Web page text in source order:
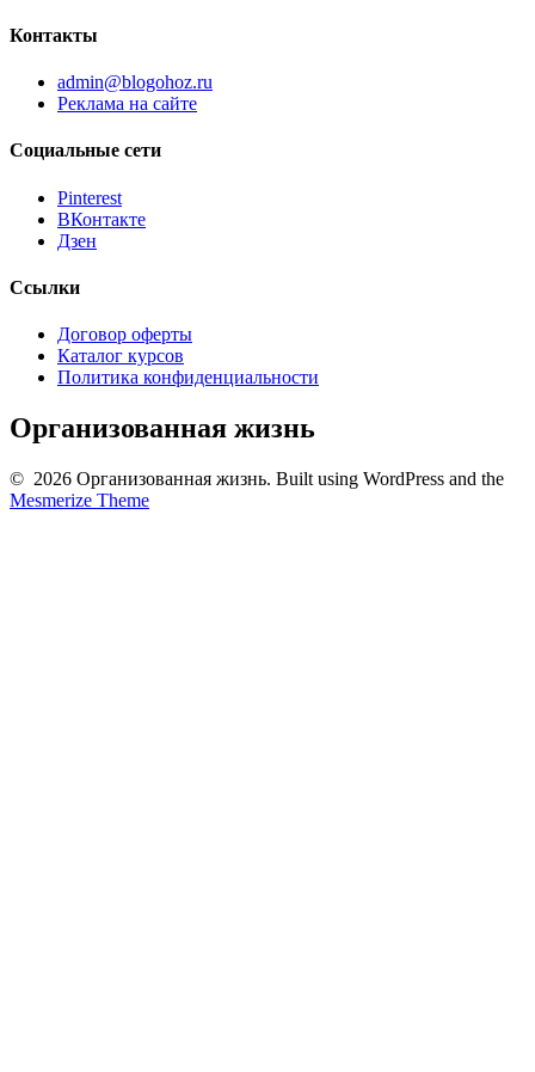
Контакты
admin@blogohoz.ru
Реклама на сайте
Социальные сети
Pinterest
ВКонтакте
Дзен
Ссылки
Договор оферты
Каталог курсов
Политика конфиденциальности
Организованная жизнь
© 2026 Организованная жизнь. Built using WordPress and the
Mesmerize Theme